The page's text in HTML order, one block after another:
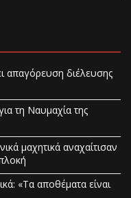
απαγόρευση διέλευσης
τη Ναυμαχία της
μαχητικά αναχαίτισαν
«Τα αποθέματα είναι